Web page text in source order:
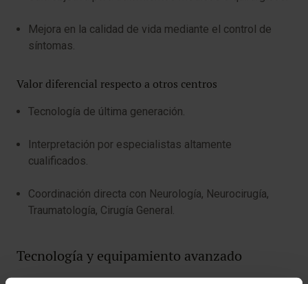
Mejora en la calidad de vida mediante el control de
síntomas.
Valor diferencial respecto a otros centros
Tecnología de última generación.
Interpretación por especialistas altamente
cualificados.
Coordinación directa con Neurología, Neurocirugía,
Traumatología, Cirugía General.
Tecnología y equipamiento avanzado